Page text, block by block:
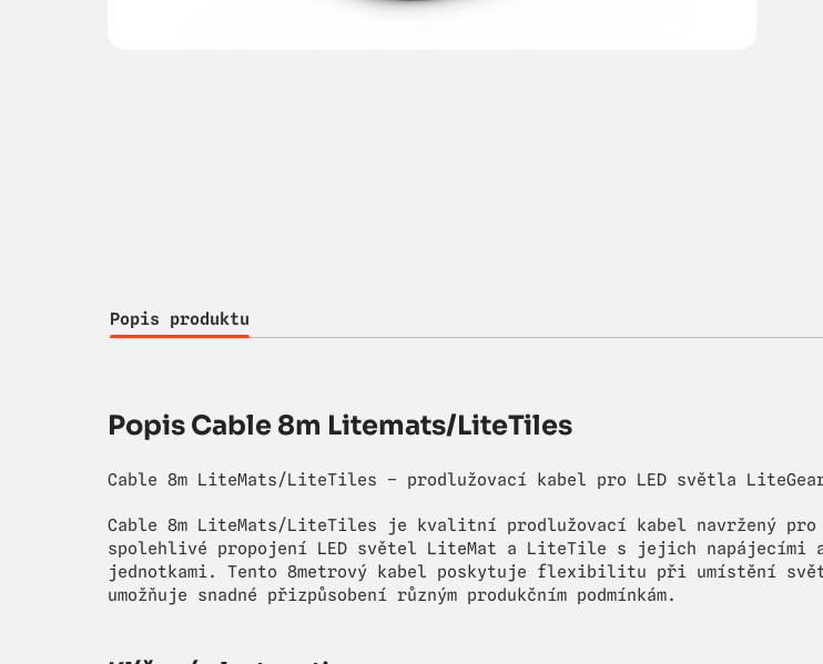
Popis produktu
Popis Cable 8m Litemats/LiteTiles
Cable 8m LiteMats/LiteTiles – prodlužovací kabel pro LED světla
Cable 8m LiteMats/LiteTiles je kvalitní prodlužovací kabel navržený pro
spolehlivé propojení LED světel LiteMat a LiteTile s jejich napájecími
jednotkami. Tento 8metrový kabel poskytuje flexibilitu při umístění
umožňuje snadné přizpůsobení různým produkčním podmínkám.